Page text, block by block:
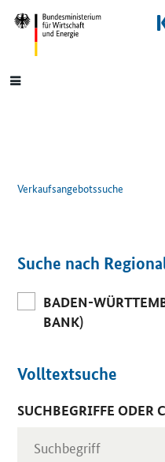
Hauptmenü
Verkaufsangebotssuche
Suche nach
BADEN-
BANK)
Volltextsuche
SUCHBEGRIFFE ODER